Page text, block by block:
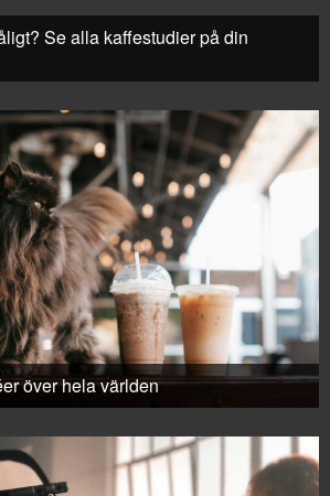
Se alla kaffestudier på din
över hela världen